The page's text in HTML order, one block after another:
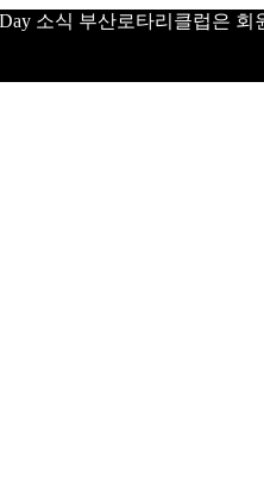
소식 부산로타리클럽은